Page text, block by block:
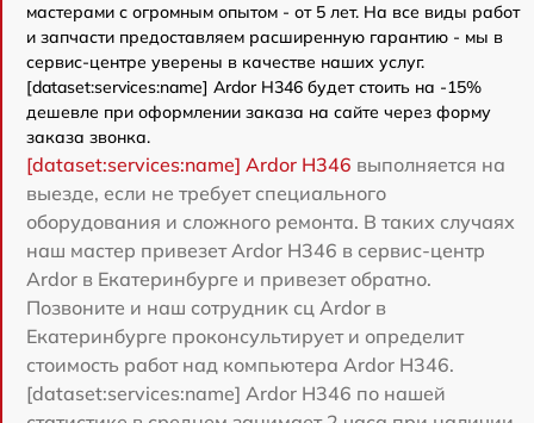
мастерами с огромным опытом - от 5 лет. На все виды работ
и запчасти предоставляем расширенную гарантию - мы в
сервис-центре уверены в качестве наших услуг.
[dataset:services:name] Ardor H346 будет стоить на -15%
дешевле при оформлении заказа на сайте через форму
заказа звонка.
[dataset:services:name] Ardor H346 выполняется на
выезде, если не требует специального
оборудования и сложного ремонта. В таких случаях
наш мастер привезет Ardor H346 в сервис-центр
Ardor в Екатеринбурге и привезет обратно.
Позвоните и наш сотрудник сц Ardor в
Екатеринбурге проконсультирует и определит
стоимость работ над компьютера Ardor H346.
[dataset:services:name] Ardor H346 по нашей